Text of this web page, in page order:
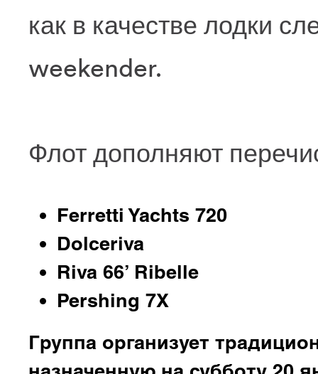
как в качестве лодки
weekender.
Флот дополняют
Ferretti Yachts 720
Dolceriva
Riva 66’ Ribelle
Pershing 7X
Группа организует